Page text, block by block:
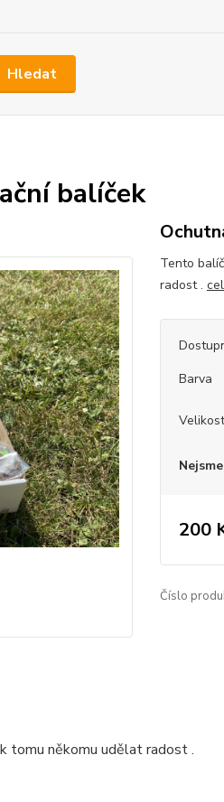
Hledat
balíček
Tento
radost .
Barva
200
Číslo
tomu někomu udělat radost .